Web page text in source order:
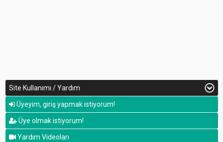
Site Kullanımı / Yardım
Üyeyim, giriş yapmak istiyorum!
Üye olmak istiyorum!
Yardım Videoları